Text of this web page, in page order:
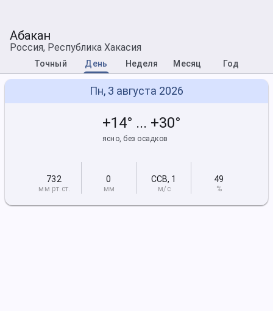
Абакан
Россия, Республика Хакасия
Точный День Неделя Месяц Год
Пн, 3 августа 2026
+14° ... +30°
ясно, без осадков
732
мм рт.ст.
0
мм
ССВ, 1
м/с
49
%